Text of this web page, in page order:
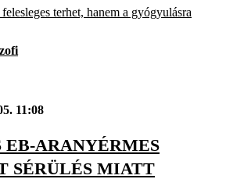
terhet, hanem a gyógyulásra
11:08
EB-ARANYÉRMES
SÉRÜLÉS MIATT